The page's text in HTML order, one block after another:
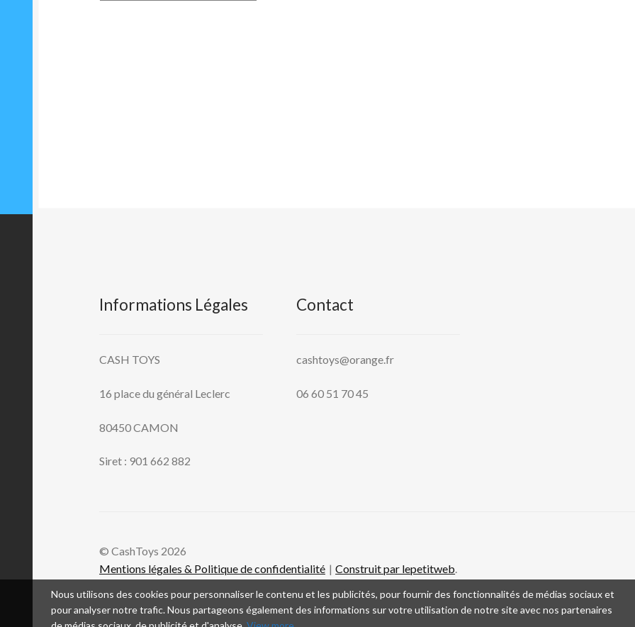
Informations Légales
CASH TOYS
16 place du général Leclerc
80450 CAMON
Siret : 901 662 882
Contact
cashtoys@orange.fr
06 60 51 70 45
© CashToys 2026
Mentions légales & Politique de confidentialité
Construit par lepetitweb.
Nous utilisons des cookies pour personnaliser le contenu et les publicités, pour fournir des fonctionnalités de médias sociaux et
pour analyser notre trafic. Nous partageons également des informations sur votre utilisation de notre site avec nos partenaires